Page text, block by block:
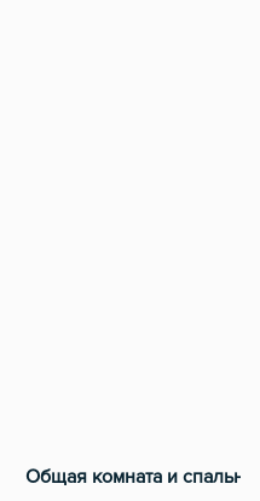
Общая комната и спальня